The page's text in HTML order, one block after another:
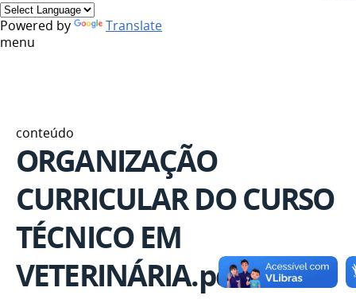
Powered by
Translate
menu
conteúdo
ORGANIZAÇÃO
CURRICULAR DO CURSO
TÉCNICO EM
VETERINÁRIA.pdf